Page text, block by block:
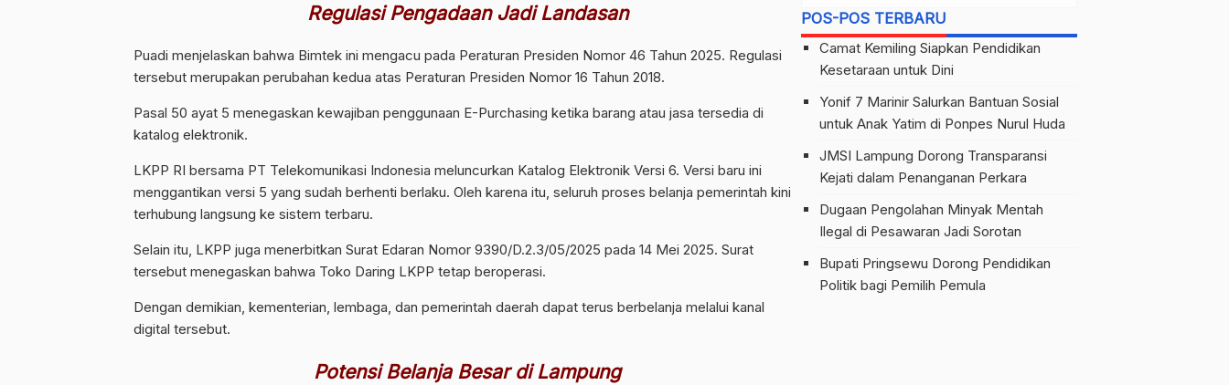
Regulasi Pengadaan Jadi Landasan
Puadi menjelaskan bahwa Bimtek ini mengacu pada Peraturan Presiden Nomor 46 Tahun 2025. Regulasi
tersebut merupakan perubahan kedua atas Peraturan Presiden Nomor 16 Tahun 2018.
Pasal 50 ayat 5 menegaskan kewajiban penggunaan E-Purchasing ketika barang atau jasa tersedia di
katalog elektronik.
LKPP RI bersama PT Telekomunikasi Indonesia meluncurkan Katalog Elektronik Versi 6. Versi baru ini
menggantikan versi 5 yang sudah berhenti berlaku. Oleh karena itu, seluruh proses belanja pemerintah kini
terhubung langsung ke sistem terbaru.
Selain itu, LKPP juga menerbitkan Surat Edaran Nomor 9390/D.2.3/05/2025 pada 14 Mei 2025. Surat
tersebut menegaskan bahwa Toko Daring LKPP tetap beroperasi.
Dengan demikian, kementerian, lembaga, dan pemerintah daerah dapat terus berbelanja melalui kanal
digital tersebut.
Potensi Belanja Besar di Lampung
POS-POS TERBARU
Camat Kemiling Siapkan Pendidikan
Kesetaraan untuk Dini
Yonif 7 Marinir Salurkan Bantuan Sosial
untuk Anak Yatim di Ponpes Nurul Huda
JMSI Lampung Dorong Transparansi
Kejati dalam Penanganan Perkara
Dugaan Pengolahan Minyak Mentah
Ilegal di Pesawaran Jadi Sorotan
Bupati Pringsewu Dorong Pendidikan
Politik bagi Pemilih Pemula